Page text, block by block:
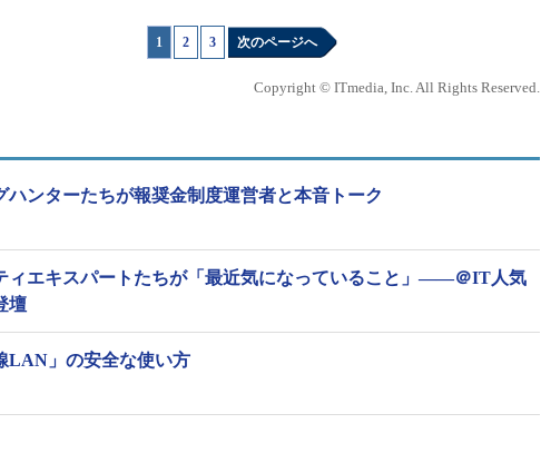
弱性に振り回された1カ月
ク！ パスワード定期変更の議論どころではない？
。ところが、「ほとんどの場合、システム担当者は利用してい
ンを把握できていない」と吉井氏は述べる。実際にある顧客で
用している」と認識していたが、ツールによるスキャンを行った
ものOSSが組み込まれていた」ケースがあったという。
OSS管理」のソリューションとして、ソースコードやバイナリ
特定し、バージョンまで検出する「Palamida」と、誤検知率の低
コード分析ツール「Coverity Scan」を紹介した。Palamidaは検査
利用しているOSSの種類、バージョンを特定、管理できることが
Scanは、静的コード分析を用いてOSSの利用状況を把握する。吉井
係にあるため、脆弱性検出において組み合わせて使うと効果的
1 2 3 次のページへ
Copyright © ITmedia, Inc. All Rights Reserved.
ハンターたちが報奨金制度運営者と本音トーク
ィエキスパートたちが「最近気になっていること」――＠IT人気
壇
LAN」の安全な使い方